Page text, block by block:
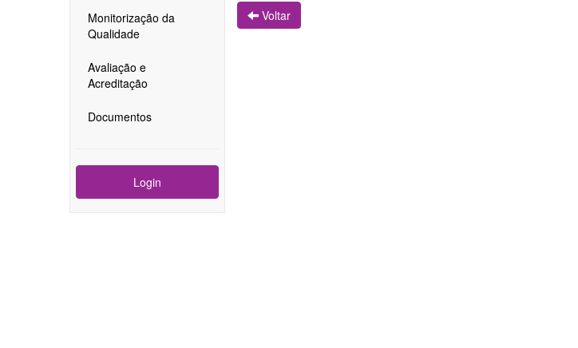
Monitorização da
Qualidade
Avaliação e
Acreditação
Documentos
Login
Voltar